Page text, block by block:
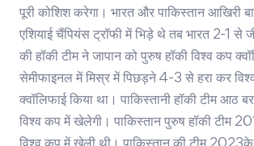
पूरी कोशिश करेगा। भारत और पाकिस्तान आखिरी
एशियाई चैंपियंस ट्रॉफी में भिड़े थे तब भारत 2-1 से
की हॉकी टीम ने जापान को पुरुष हॉकी विश्व कप
सेमीफाइनल में मिस्र में पिछड़ने 4-3 से हरा कर
क्वॉलिफाई किया था। पाकिस्तानी हॉकी टीम आठ
विश्व कप में खेलेगी। पाकिस्तान पुरुष हॉकी टीम